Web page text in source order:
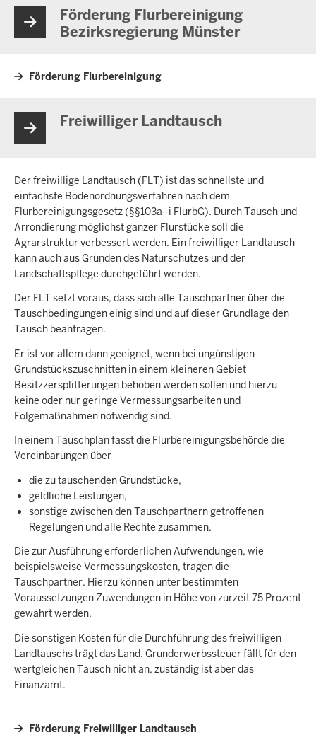
Förderung Flurbereinigung
Bezirksregierung Münster
Förderung Flurbereinigung
Freiwilliger Landtausch
Der freiwillige Landtausch (FLT) ist das schnellste und
einfachste Bodenordnungsverfahren nach dem
Flurbereinigungsgesetz (§§103a–i FlurbG). Durch Tausch und
Arrondierung möglichst ganzer Flurstücke soll die
Agrarstruktur verbessert werden. Ein freiwilliger Landtausch
kann auch aus Gründen des Naturschutzes und der
Landschaftspflege durchgeführt werden.
Der FLT setzt voraus, dass sich alle Tauschpartner über die
Tauschbedingungen einig sind und auf dieser Grundlage den
Tausch beantragen.
Er ist vor allem dann geeignet, wenn bei ungünstigen
Grundstückszuschnitten in einem kleineren Gebiet
Besitzzersplitterungen behoben werden sollen und hierzu
keine oder nur geringe Vermessungsarbeiten und
Folgemaßnahmen notwendig sind.
In einem Tauschplan fasst die Flurbereinigungsbehörde die
Vereinbarungen über
die zu tauschenden Grundstücke,
geldliche Leistungen,
sonstige zwischen den Tauschpartnern getroffenen
Regelungen und alle Rechte zusammen.
Die zur Ausführung erforderlichen Aufwendungen, wie
beispielsweise Vermessungskosten, tragen die
Tauschpartner. Hierzu können unter bestimmten
Voraussetzungen Zuwendungen in Höhe von zurzeit 75 Prozent
gewährt werden.
Die sonstigen Kosten für die Durchführung des freiwilligen
Landtauschs trägt das Land. Grunderwerbssteuer fällt für den
wertgleichen Tausch nicht an, zuständig ist aber das
Finanzamt.
Förderung Freiwilliger Landtausch